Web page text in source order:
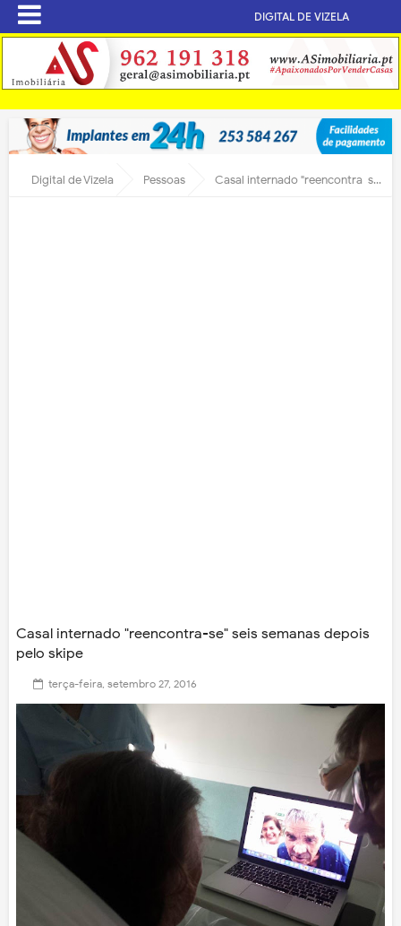
DIGITAL DE VIZELA
Digital de Vizela Pessoas Casal internado "reencontra-se" seis semanas depois pelo skipe
Casal internado "reencontra-se" seis semanas depois
pelo skipe
terça-feira, setembro 27, 2016